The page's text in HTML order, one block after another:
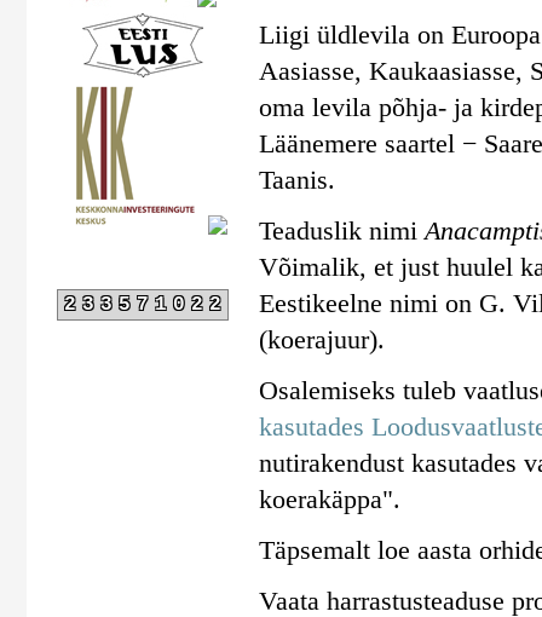
233571022
Liigi üldlevila on
Aasiasse, Kaukaasiasse,
oma levila põhja- ja
Läänemere saartel −
Taanis.
Teaduslik nimi
Võimalik, et just huulel
Eestikeelne nimi on G.
(koerajuur).
Osalemiseks tuleb
kasutades
nutirakendust kasutades
koerakäppa".
Täpsemalt loe aasta
Vaata harrastusteaduse